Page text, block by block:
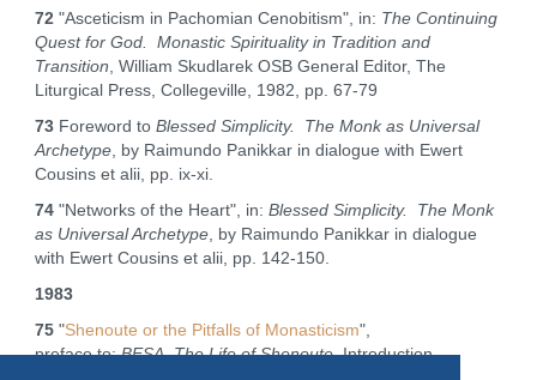
72 "Asceticism in Pachomian Cenobitism", in: The Continuing
Quest for God. Monastic Spirituality in Tradition and
Transition , William Skudlarek OSB General Editor, The
Liturgical Press, Collegeville, 1982, pp. 67‑79
73Foreword to Blessed Simplicity. The Monk as Universal
Archetype, by Raimundo Panikkar in dialogue with Ewert
Cousins et alii, pp. ix‑xi.
74"Networks of the Heart", in: Blessed Simplicity. The Monk
as Universal Archetype, by Raimundo Panikkar in dialogue
with Ewert Cousins et alii, pp. 142‑150.
1983
75"Shenoute or the Pitfalls of Monasticism",
preface to:BESA, The Life of Shenoute, Introduction,